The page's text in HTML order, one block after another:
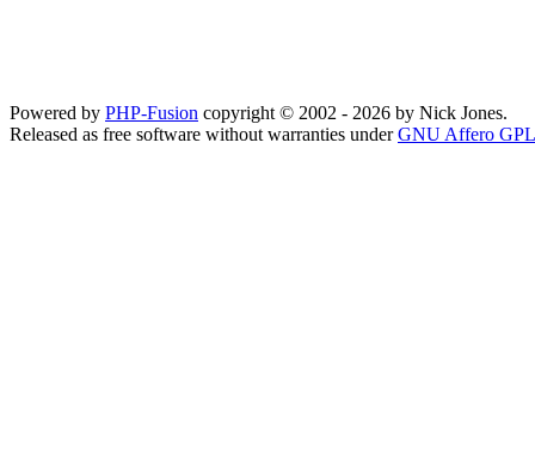
Powered by PHP-Fusion copyright © 2002 - 2026 by Nick Jones.
Released as free software without warranties underGNU Affero GPL